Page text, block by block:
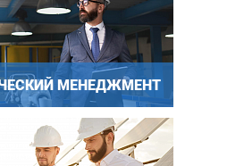
МЕНЕДЖМЕНТ